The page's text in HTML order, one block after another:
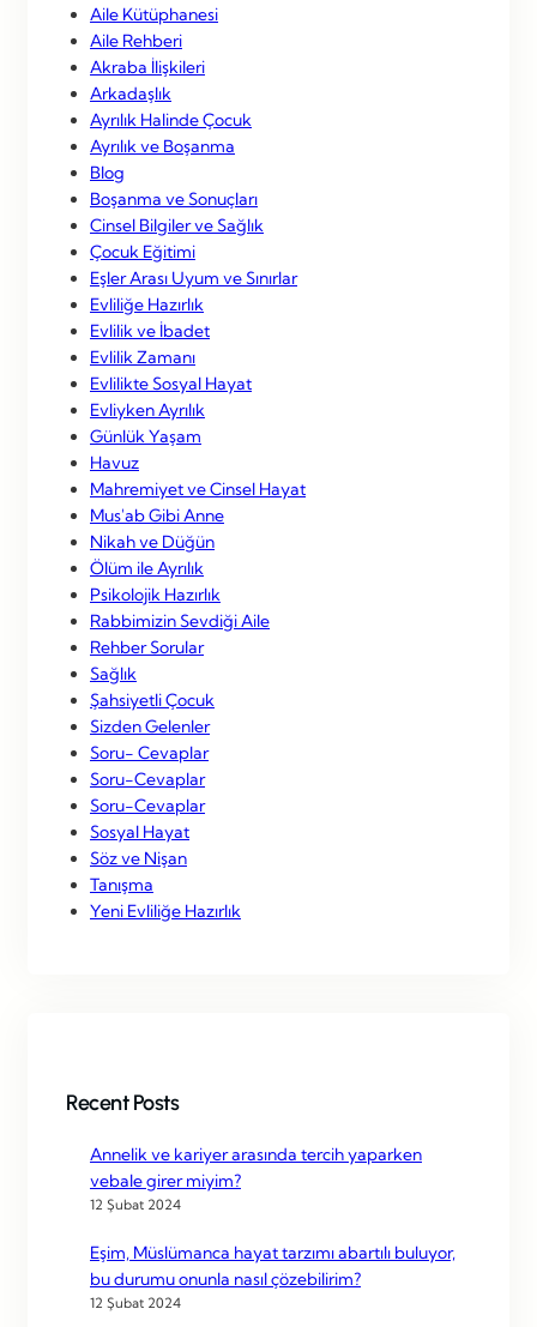
Aile Kütüphanesi
Aile Rehberi
Akraba İlişkileri
Arkadaşlık
Ayrılık Halinde Çocuk
Ayrılık ve Boşanma
Blog
Boşanma ve Sonuçları
Cinsel Bilgiler ve Sağlık
Çocuk Eğitimi
Eşler Arası Uyum ve Sınırlar
Evliliğe Hazırlık
Evlilik ve İbadet
Evlilik Zamanı
Evlilikte Sosyal Hayat
Evliyken Ayrılık
Günlük Yaşam
Havuz
Mahremiyet ve Cinsel Hayat
Mus'ab Gibi Anne
Nikah ve Düğün
Ölüm ile Ayrılık
Psikolojik Hazırlık
Rabbimizin Sevdiği Aile
Rehber Sorular
Sağlık
Şahsiyetli Çocuk
Sizden Gelenler
Soru- Cevaplar
Soru-Cevaplar
Soru-Cevaplar
Sosyal Hayat
Söz ve Nişan
Tanışma
Yeni Evliliğe Hazırlık
Recent Posts
Annelik ve kariyer arasında tercih yaparken
vebale girer miyim?
12 Şubat 2024
Eşim, Müslümanca hayat tarzımı abartılı buluyor,
bu durumu onunla nasıl çözebilirim?
12 Şubat 2024